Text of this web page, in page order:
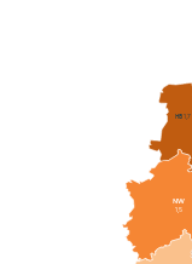
NW
1,5
HB1,7